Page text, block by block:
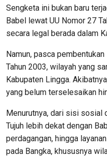
Sengketa ini bukan baru
Babel lewat UU Nomor 27
secara legal berada dalam
Namun, pasca
Tahun 2003, wilayah yang
Kabupaten Lingga.
yang belum terselesaikan
Menurutnya, dari sisi sosial
Tujuh lebih dekat dengan
perdagangan, hingga
pada Bangka, khususnya